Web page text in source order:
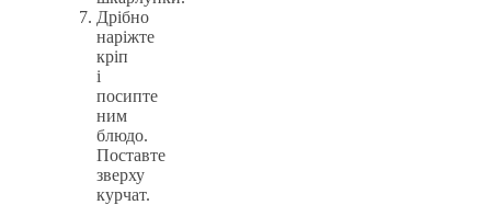
Дрібно
наріжте
кріп
і
посипте
ним
блюдо.
Поставте
зверху
курчат.